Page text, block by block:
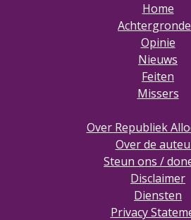
Home
Opinie
Nieuws
Feiten
Missers
Over Republiek
Over de
Steun ons /
Disclaimer
Diensten
Privacy